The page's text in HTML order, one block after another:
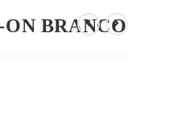
BRANCO